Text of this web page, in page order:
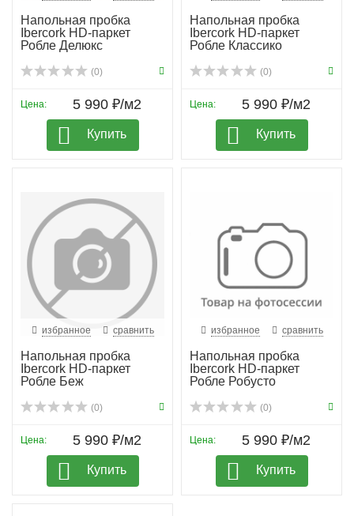
Напольная пробка
Ibercork HD-паркет
Робле Делюкс
(0)
Цена: 5 990 ₽/м2
Купить
Напольная пробка
Ibercork HD-паркет
Робле Классико
(0)
Цена: 5 990 ₽/м2
Купить
избранное сравнить
Напольная пробка
Ibercork HD-паркет
Робле Беж
(0)
Цена: 5 990 ₽/м2
Купить
избранное сравнить
Напольная пробка
Ibercork HD-паркет
Робле Робусто
(0)
Цена: 5 990 ₽/м2
Купить